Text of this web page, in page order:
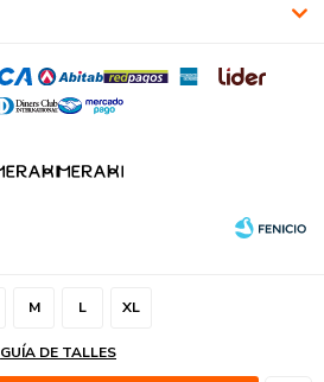
M L XL
GUÍA DE TALLES